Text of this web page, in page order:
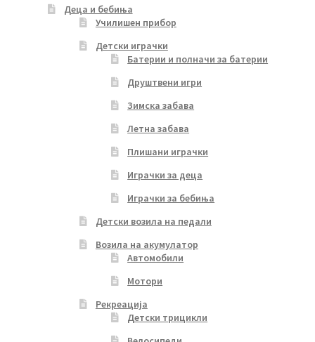
Деца и бебиња
Училишен прибор
Детски играчки
Батерии и полначи за батерии
Друштвени игри
Зимска забава
Летна забава
Плишани играчки
Играчки за деца
Играчки за бебиња
Детски возила на педали
Возила на акумулатор
Автомобили
Мотори
Рекреација
Детски трицикли